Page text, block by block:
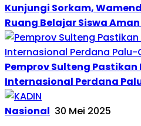
Kunjungi Sorkam,
Ruang Belajar Siswa
Pemprov Sulteng
Internasional Perdana
Nasional 30 Mei 2025